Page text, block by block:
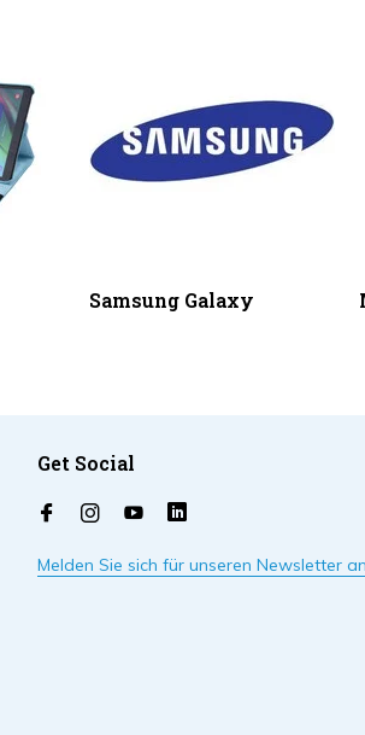
Samsung Galaxy
Get Social
Melden Sie sich für unseren Newsletter an